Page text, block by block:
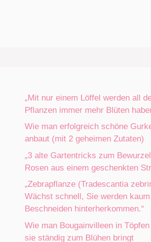
„Mit nur einem Löffel werden all
Pflanzen immer mehr Blüten
Wie man erfolgreich schöne
anbaut (mit 2 geheimen Zutaten)
„3 alte Gartentricks zum
Rosen aus einem geschenkten
„Zebrapflanze (Tradescantia
Wächst schnell, Sie werden
Beschneiden hinterherkommen.“
Wie man Bougainvilleen in
sie ständig zum Blühen bringt